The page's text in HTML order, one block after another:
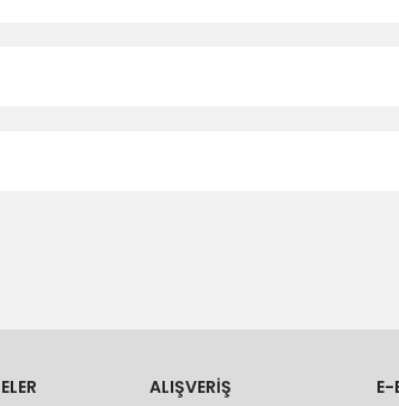
onaylanmış siparişler iade alınmaz veya
ALIŞVERİŞ E-